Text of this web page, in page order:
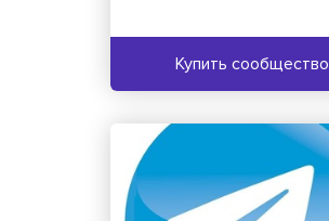
Купить сообщество